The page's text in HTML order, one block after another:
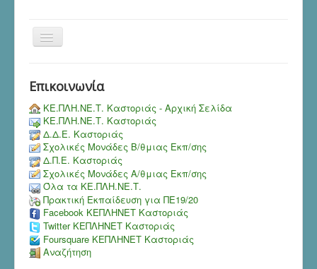
Toggle
Navigation
Επικοινωνία
ΚΕ.ΠΛΗ.ΝΕ.Τ. Καστοριάς - Αρχική Σελίδα
ΚΕ.ΠΛΗ.ΝΕ.Τ. Καστοριάς
Δ.Δ.Ε. Καστοριάς
Σχολικές Μονάδες Β/θμιας Εκπ/σης
Δ.Π.Ε. Καστοριάς
Σχολικές Μονάδες Α/θμιας Εκπ/σης
Όλα τα ΚΕ.ΠΛΗ.ΝΕ.Τ.
Πρακτική Εκπαίδευση για ΠΕ19/20
Facebook ΚΕΠΛΗΝΕΤ Καστοριάς
Twitter ΚΕΠΛΗΝΕΤ Καστοριάς
Foursquare ΚΕΠΛΗΝΕΤ Καστοριάς
Αναζήτηση